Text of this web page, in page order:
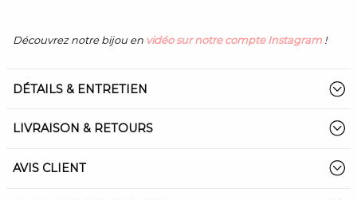
Découvrez notre bijou en vidéo sur notre compte Instagram !
DÉTAILS & ENTRETIEN
LIVRAISON & RETOURS
AVIS CLIENT